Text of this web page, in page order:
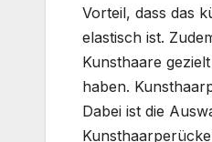
Vorteil, dass das
elastisch ist.
Kunsthaare
haben.
Dabei ist die